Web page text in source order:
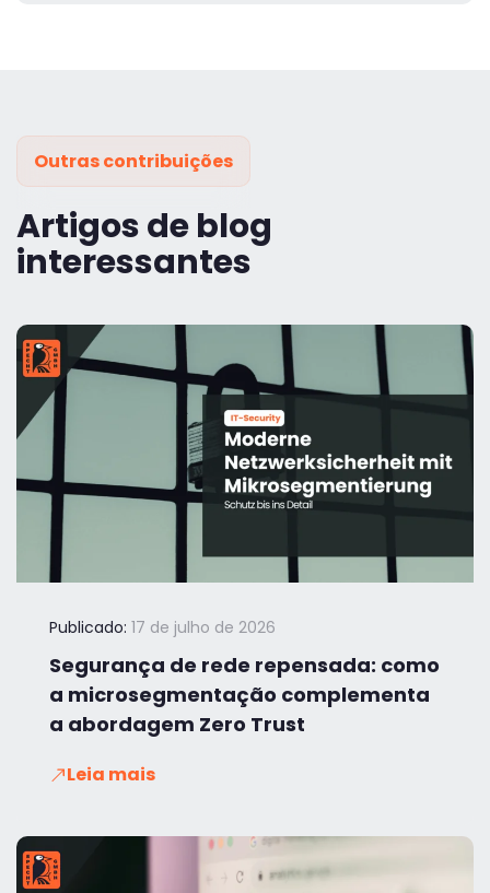
Outras contribuições
Artigos de blog
interessantes
Publicado: 17 de julho de 2026
Segurança de rede repensada: como
a microsegmentação complementa
a abordagem Zero Trust
Leia mais